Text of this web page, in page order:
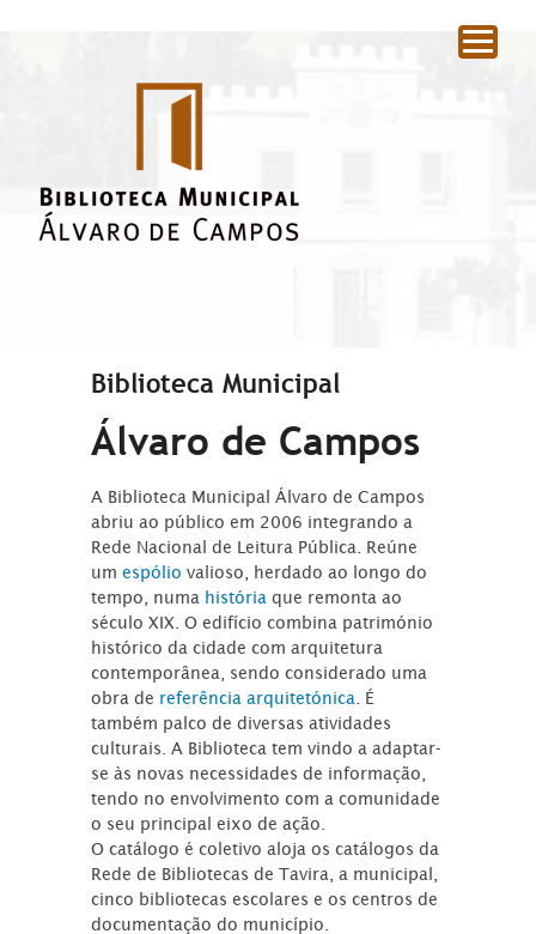
Biblioteca Municipal
Álvaro de Campos
A Biblioteca Municipal Álvaro de Campos
abriu ao público em 2006 integrando a
Rede Nacional de Leitura Pública. Reúne
umespóliovalioso, herdado ao longo do
tempo, numa história que remonta ao
século XIX. O edifício combina património
histórico da cidade com arquitetura
contemporânea, sendo considerado uma
obra de referência arquitetónica . É
também palco de diversas atividades
culturais. A Biblioteca tem vindo a adaptar-
se às novas necessidades de informação,
tendo no envolvimento com a comunidade
o seu principal eixo de ação.
O catálogo é coletivo aloja os catálogos da
Rede de Bibliotecas de Tavira, a municipal,
cinco bibliotecas escolares e os centros de
documentação do município.